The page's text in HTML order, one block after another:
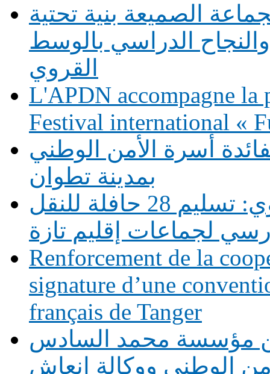
الصميعة بنية تحتية
الدراسي بالوسط
القروي
L'APDN accompagne la
Festival international «
أسرة الأمن الوطني
بمدينة تطوان
دعم التمدرس بالوسط القروي: تسليم 28 حافلة للنقل
لجماعات إقليم تازة
Renforcement de la
signature d’une
français de Tanger
مؤسسة محمد السادس
الوطني ووكالة إنعاش